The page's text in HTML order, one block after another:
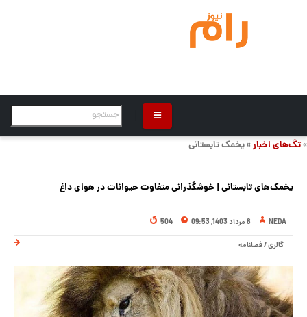
»تگ‌های اخبار» یخمک تابستانی
یخمک‌های تابستانی | خوشگذرانی متفاوت حیوانات در هوای داغ
NEDA 8 مرداد 1403, 09:53 504
گالری/فصلنامه